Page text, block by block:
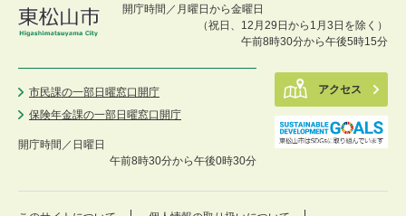
開庁時間／月曜日から金曜日
（祝日、12月29日から1月3日を除く）
午前8時30分から午後5時15分
市民課の一部日曜窓口開庁
保険年金課の一部日曜窓口開庁
開庁時間／ 日曜日
午前8時30分から午後0時30分
アクセス